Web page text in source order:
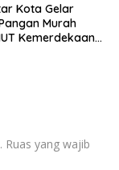
Kota Gelar
Murah
Kemerdekaan
Ruas yang wajib